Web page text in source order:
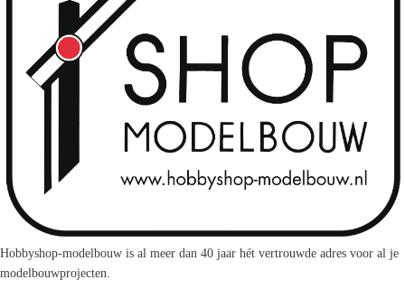
Hobbyshop-modelbouw is al meer dan 40 jaar hét vertrouwde adres voor al je
modelbouwprojecten.